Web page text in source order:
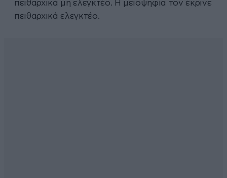
πειθαρχικά μη ελεγκτέο. Η μειοψηφία τον έκρινε
πειθαρχικά ελεγκτέο.